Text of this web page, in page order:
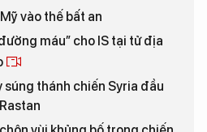
vào thế bất an
máu” cho IS tại tử địa
súng thánh chiến Syria đầu